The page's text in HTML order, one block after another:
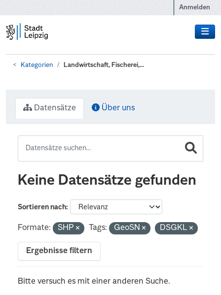
Anmelden
Kategorien Landwirtschaft, Fischerei,...
Datensätze Über uns
Keine Datensätze gefunden
Sortieren nach
Formate: SHP Tags: GeoSN DSGKL
Ergebnisse filtern
Bitte versuch es mit einer anderen Suche.